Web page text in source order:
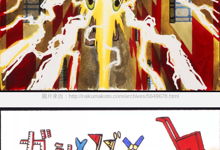
圖片來自：http://raikumakoto.com/archives/5649678.html